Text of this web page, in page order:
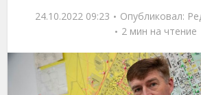
24.10.2022 09:23 Опубликовал:
2 мин на чтение